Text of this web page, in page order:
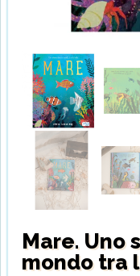
Mare. Uno
mondo tra